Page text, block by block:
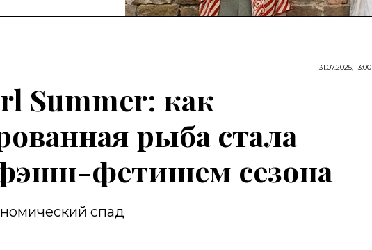
31.07.2025, 13:00
Summer: как
рыба стала
фетишем сезона
спад